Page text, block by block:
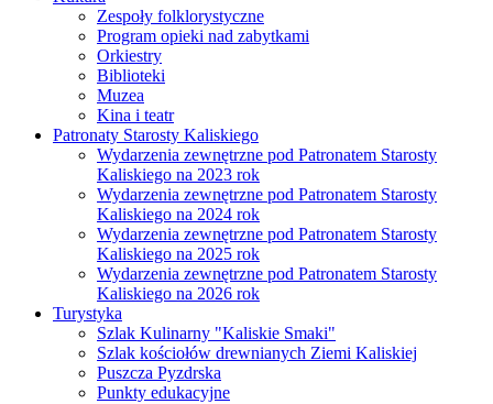
Zespoły folklorystyczne
Program opieki nad zabytkami
Orkiestry
Biblioteki
Muzea
Kina i teatr
Patronaty Starosty Kaliskiego
Wydarzenia zewnętrzne pod Patronatem Starosty
Kaliskiego na 2023 rok
Wydarzenia zewnętrzne pod Patronatem Starosty
Kaliskiego na 2024 rok
Wydarzenia zewnętrzne pod Patronatem Starosty
Kaliskiego na 2025 rok
Wydarzenia zewnętrzne pod Patronatem Starosty
Kaliskiego na 2026 rok
Turystyka
Szlak Kulinarny "Kaliskie Smaki"
Szlak kościołów drewnianych Ziemi Kaliskiej
Puszcza Pyzdrska
Punkty edukacyjne